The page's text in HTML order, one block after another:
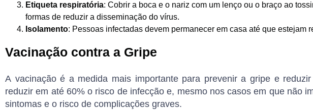
Etiqueta respiratória: Cobrir a boca e o nariz com um lenço ou o braço ao
formas de reduzir a disseminação do vírus.
Isolamento: Pessoas infectadas devem permanecer em casa até que estejam
Vacinação contra a Gripe
A vacinaçãoé a medida mais importante para prevenir a gripe e
reduzir em até 60%o risco de infecção e, mesmo nos casos em que não
sintomas e o risco de complicações graves.